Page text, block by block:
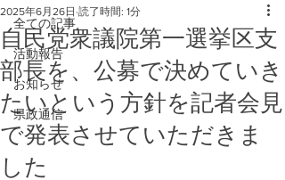
全ての記事
活動報告
お知らせ
県政通信
自民党衆議院第一選挙区支
部長を、公募で決めていき
たいという方針を記者会見
で発表させていただきま
した
2025年6月26日 読了時間: 1分